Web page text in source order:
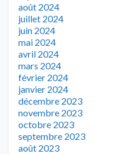
août 2024
juillet 2024
juin 2024
mai 2024
avril 2024
mars 2024
février 2024
janvier 2024
décembre 2023
novembre 2023
octobre 2023
septembre 2023
août 2023